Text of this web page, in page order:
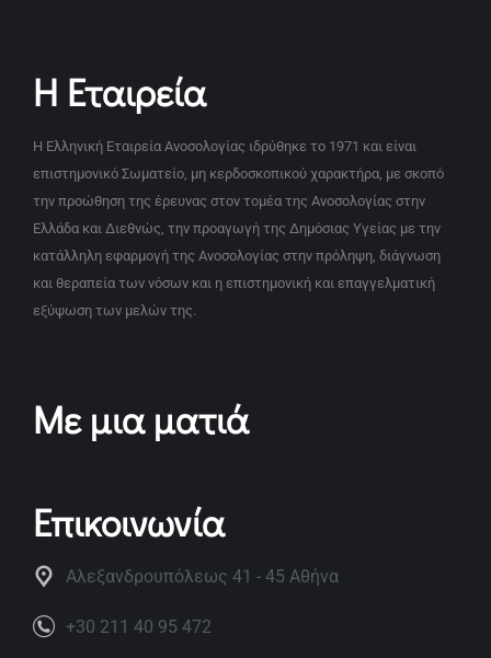
Η Εταιρεία
Η Ελληνική Εταιρεία Ανοσολογίας ιδρύθηκε το 1971 και είναι
επιστημονικό Σωματείο, μη κερδοσκοπικού χαρακτήρα, με σκοπό
την προώθηση της έρευνας στον τομέα της Ανοσολογίας στην
Ελλάδα και Διεθνώς, την προαγωγή της Δημόσιας Υγείας με την
κατάλληλη εφαρμογή της Ανοσολογίας στην πρόληψη, διάγνωση
και θεραπεία των νόσων και η επιστημονική και επαγγελματική
εξύψωση των μελών της.
Με μια ματιά
Επικοινωνία
Αλεξανδρουπόλεως 41 - 45 Αθήνα
+30 211 40 95 472